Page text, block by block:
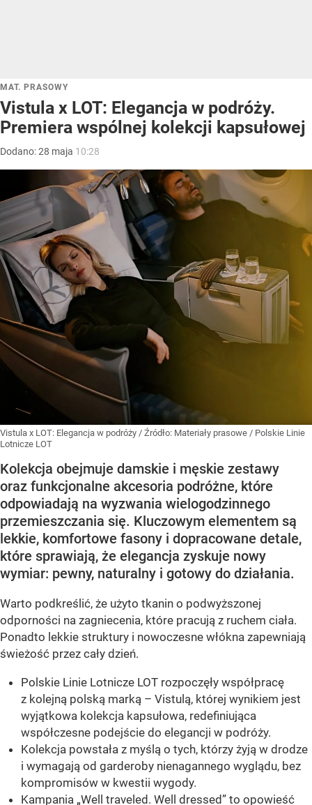
MAT. PRASOWY
Vistula x LOT: Elegancja w podróży.
Premiera wspólnej kolekcji kapsułowej
Dodano:28 maja 10:28
Vistula x LOT: Elegancja w podróży / Źródło: Materiały prasowe / Polskie Linie
Lotnicze LOT
Kolekcja obejmuje damskie i męskie zestawy
oraz funkcjonalne akcesoria podróżne, które
odpowiadają na wyzwania wielogodzinnego
przemieszczania się. Kluczowym elementem są
lekkie, komfortowe fasony i dopracowane detale,
które sprawiają, że elegancja zyskuje nowy
wymiar: pewny, naturalny i gotowy do działania.
Warto podkreślić, że użyto tkanin o podwyższonej
odporności na zagniecenia, które pracują z ruchem ciała.
Ponadto lekkie struktury i nowoczesne włókna zapewniają
świeżość przez cały dzień.
Polskie Linie Lotnicze LOT rozpoczęły współpracę
z kolejną polską marką – Vistulą, której wynikiem jest
wyjątkowa kolekcja kapsułowa, redefiniująca
współczesne podejście do elegancji w podróży.
Kolekcja powstała z myślą o tych, którzy żyją w drodze
i wymagają od garderoby nienagannego wyglądu, bez
kompromisów w kwestii wygody.
Kampania „Well traveled. Well dressed” to opowieść